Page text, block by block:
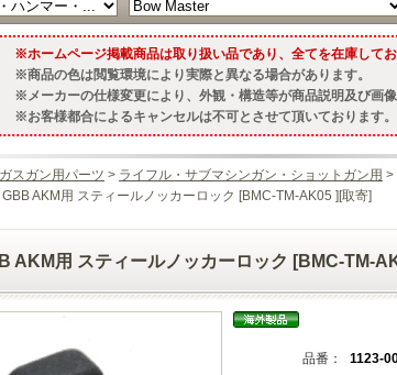
ホームページ掲載商品は取り扱い品であり、全てを在庫してお
商品の色は閲覧環境により実際と異なる場合があります。
メーカーの仕様変更により、外観・構造等が商品説明及び画
お客様都合によるキャンセルは不可とさせて頂いております。
ガスガン用パーツ > ライフル・サブマシンガン・ショットガン用 >
AKM用 スティールノッカーロック [BMC-TM-AK05 ][取寄]
AKM用 スティールノッカーロック [BMC-TM-
品番：
1123-